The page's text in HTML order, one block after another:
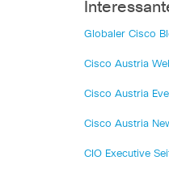
Globaler Cisco
Cisco Austria
Cisco Austria
Cisco Austria
CIO Executive